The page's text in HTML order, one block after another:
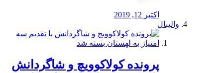
اکتبر 12, 2019
والیبال
پرونده کولاکوویچ و شاگردانش